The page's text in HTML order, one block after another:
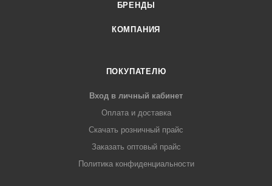
БРЕНДЫ
КОМПАНИЯ
ПОКУПАТЕЛЮ
Вход в личный кабинет
Оплата и доставка
Скачать розничный прайс
Заказать оптовый прайс
Политика конфиденциальности